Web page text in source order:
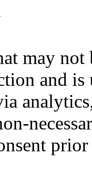
may not
and